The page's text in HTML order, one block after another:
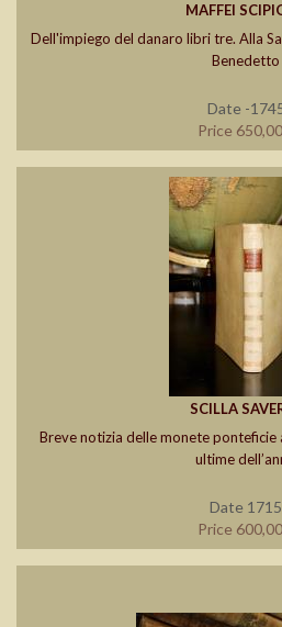
MAFFEI
Dell'impiego del danaro libri tre. Alla
Benedetto
Date -
Price
SCILLA
Breve notizia delle monete ponteficie
ultime
Date 1715
Price